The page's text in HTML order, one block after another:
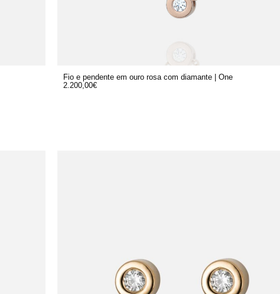
Fio e pendente em ouro rosa com diamante | One
2.200,00€